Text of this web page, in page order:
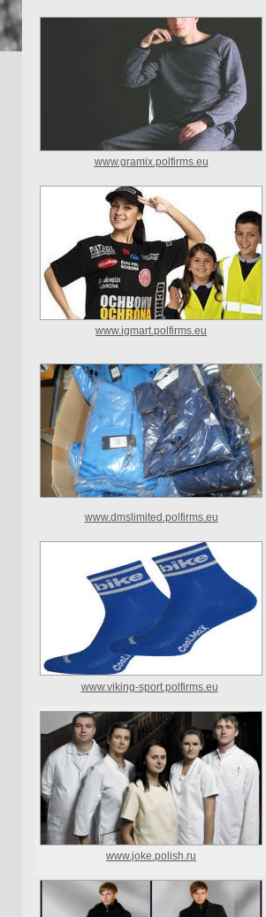
www.gramix.polfirms.eu
www.igmart.polfirms.eu
www.dmslimited.polfirms.eu
www.viking-sport.polfirms.eu
www.joke.polish.ru